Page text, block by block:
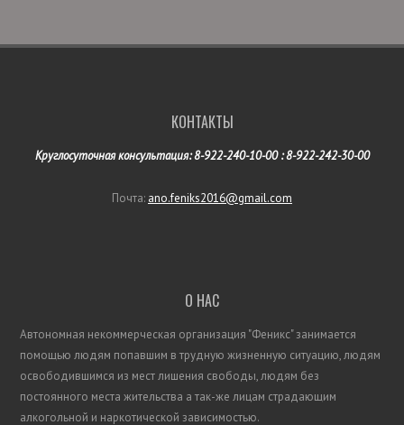
КОНТАКТЫ
Круглосуточная консультация: 8-922-240-10-00 : 8-922-242-30-00
Почта: ano.feniks2016@gmail.com
О НАС
Автономная некоммерческая организация "Феникс"занимается
помощью людям попавшим в труднуюжизненную ситуацию, людям
освободившимся из мест лишения свободы, людям без
постоянного места жительства а так-же лицам страдающим
алкогольной и наркотической зависимостью.